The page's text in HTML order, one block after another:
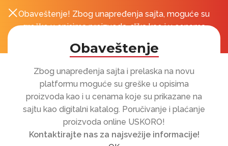
Obaveštenje
Zbog unapređenja sajta i prelaska na novu
platformu moguće su greške u opisima
proizvoda kao i u cenama koje su prikazane na
sajtu kao digitalni katalog. Poručivanje i plaćanje
proizvoda online USKORO!
Kontaktirajte nas za najsvežije informacije!
Obaveštenje! Zbog unapređenja sajta, moguće su
greške u opisima proizvoda, slika kao i u cenama